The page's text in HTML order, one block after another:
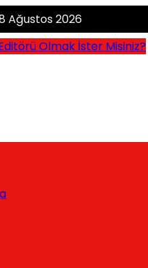
Ağustos 2026
Olmak İster Misiniz?